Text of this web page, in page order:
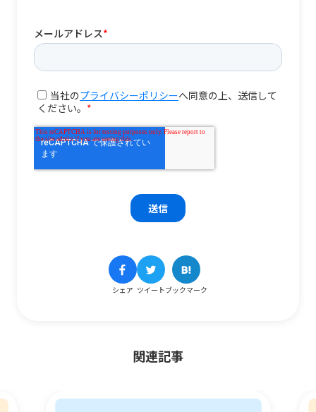
シェア ツイートブックマーク
関連記事